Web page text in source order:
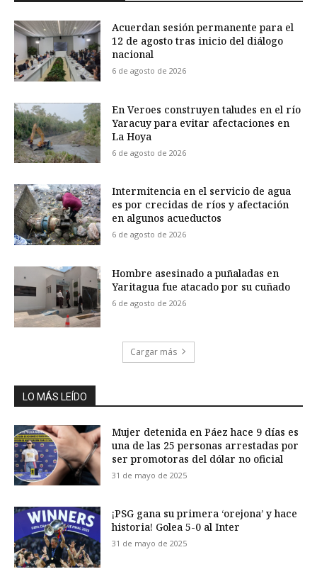
Acuerdan sesión permanente para el
12 de agosto tras inicio del diálogo
nacional
6 de agosto de 2026
En Veroes construyen taludes en el río
Yaracuy para evitar afectaciones en
La Hoya
6 de agosto de 2026
Intermitencia en el servicio de agua
es por crecidas de ríos y afectación
en algunos acueductos
6 de agosto de 2026
Hombre asesinado a puñaladas en
Yaritagua fue atacado por su cuñado
6 de agosto de 2026
Cargar más
LO MÁS LEÍDO
Mujer detenida en Páez hace 9 días es
una de las 25 personas arrestadas por
ser promotoras del dólar no oficial
31 de mayo de 2025
¡PSG gana su primera ‘orejona’ y hace
historia! Golea 5-0 al Inter
31 de mayo de 2025